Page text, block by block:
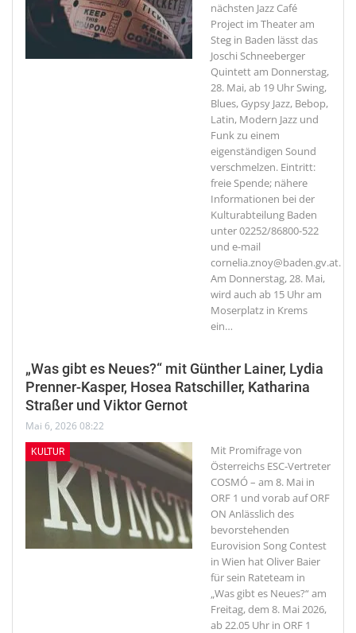
nächsten Jazz Café
Project im Theater am
Steg in Baden lässt das
Joschi Schneeberger
Quintett am Donnerstag,
28. Mai, ab 19 Uhr Swing,
Blues, Gypsy Jazz, Bebop,
Latin, Modern Jazz und
Funk zu einem
eigenständigen Sound
verschmelzen. Eintritt:
freie Spende; nähere
Informationen bei der
Kulturabteilung Baden
unter 02252/86800-522
und e-mail
cornelia.znoy@baden.gv.at.
Am Donnerstag, 28. Mai,
wird auch ab 15 Uhr am
Moserplatz in Krems
ein…
„Was gibt es Neues?“ mit Günther Lainer, Lydia
Prenner-Kasper, Hosea Ratschiller, Katharina
Straßer und Viktor Gernot
Mai 6, 2026 08:22
KULTUR
Mit Promifrage von
Österreichs ESC-Vertreter
COSMÓ – am 8. Mai in
ORF 1 und vorab auf ORF
ON Anlässlich des
bevorstehenden
Eurovision Song Contest
in Wien hat Oliver Baier
für sein Rateteam in
„Was gibt es Neues?“ am
Freitag, dem 8. Mai 2026,
ab 22.05 Uhr in ORF 1